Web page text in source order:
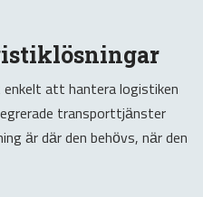
att hantera logistiken
transporttjänster
är där den behövs, när den